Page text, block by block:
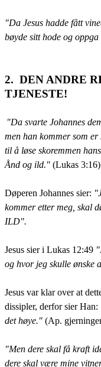
"Da Jesus hadde fått
bøyde sitt hode og
2. DEN ANDRE
TJENESTE!
"Da svarte Johannes
men han kommer som
til å løse skoremmen
Ånd og ild." (Lukas 3:16)
Døperen Johannes sier:
kommer etter meg, skal
ILD".
Jesus sier i Lukas 12:49
og hvor jeg skulle ønske
Jesus var klar over at
dissipler, derfor sier Han:
det høye." (Ap.
"Men dere skal få kraft
dere skal være mine